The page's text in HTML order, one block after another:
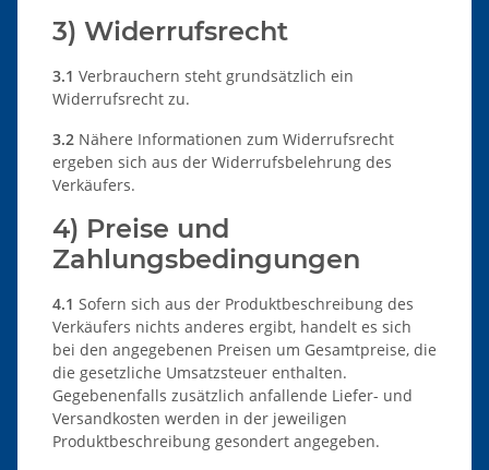
3) Widerrufsrecht
3.1 Verbrauchern steht grundsätzlich ein
Widerrufsrecht zu.
3.2 Nähere Informationen zum Widerrufsrecht
ergeben sich aus der Widerrufsbelehrung des
Verkäufers.
4) Preise und
Zahlungsbedingungen
4.1 Sofern sich aus der Produktbeschreibung des
Verkäufers nichts anderes ergibt, handelt es sich
bei den angegebenen Preisen um Gesamtpreise, die
die gesetzliche Umsatzsteuer enthalten.
Gegebenenfalls zusätzlich anfallende Liefer- und
Versandkosten werden in der jeweiligen
Produktbeschreibung gesondert angegeben.